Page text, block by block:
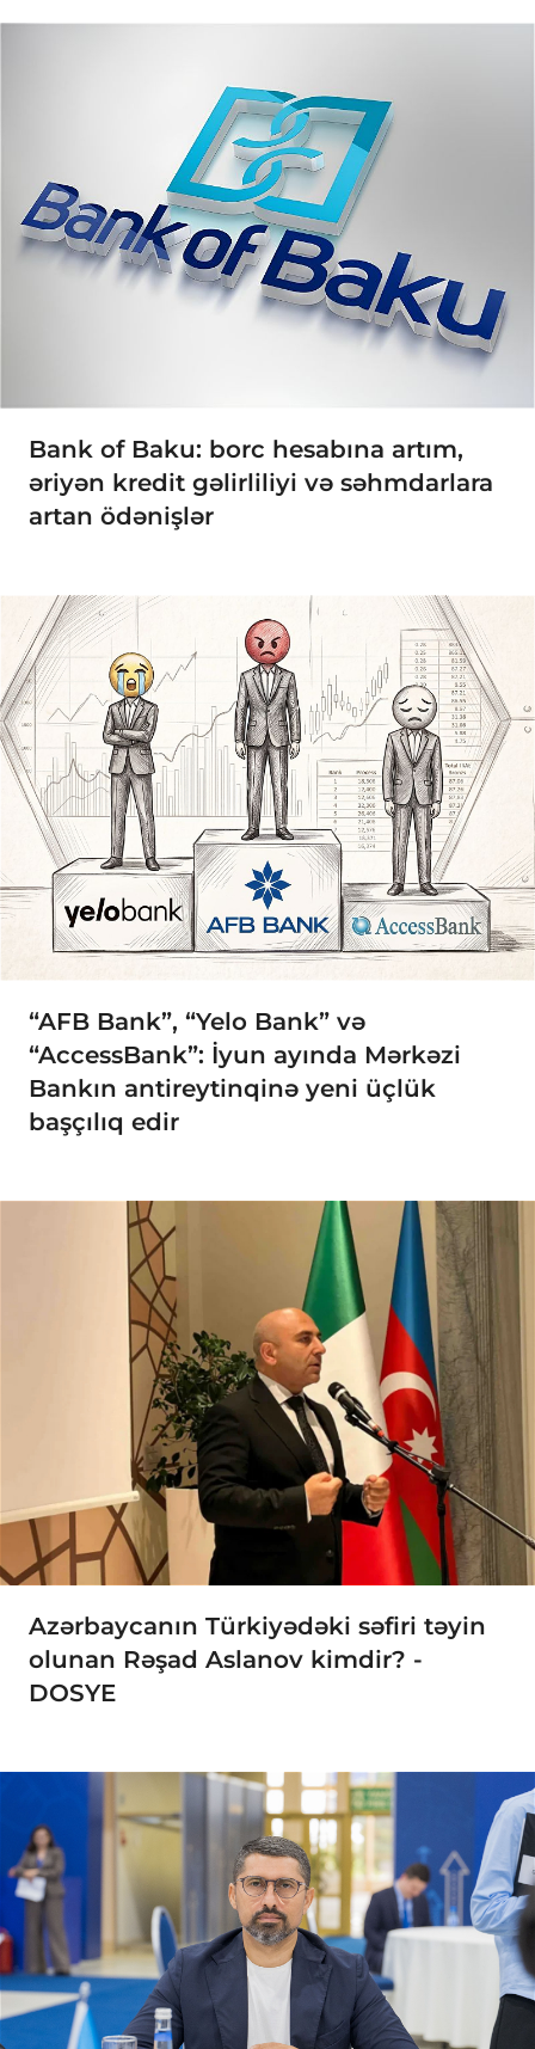
Bank of Baku: borc hesabına artım,
əriyən kredit gəlirliliyi və səhmdarlara
artan ödənişlər
“AFB Bank”, “Yelo Bank” və
“AccessBank”: İyun ayında Mərkəzi
Bankın antireytinqinə yeni üçlük
başçılıq edir
Azərbaycanın Türkiyədəki səfiri təyin
olunan Rəşad Aslanov kimdir? -
DOSYE